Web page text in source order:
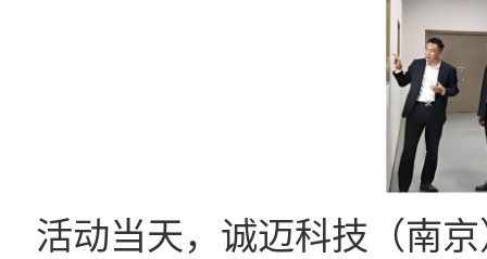
活动当天，诚迈科技（南